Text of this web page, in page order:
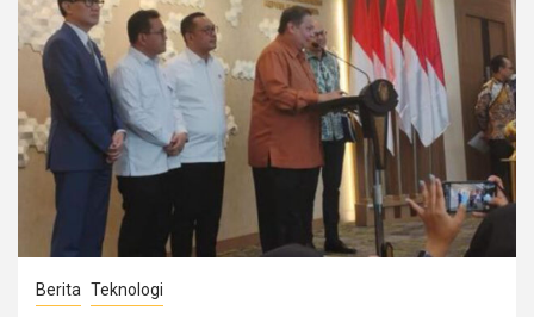
Berita Teknologi